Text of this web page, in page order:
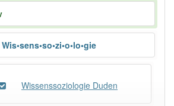
Wis•sens•so•zi•o•lo•gie
Wissenssoziologie Duden